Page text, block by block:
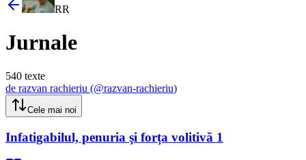
RR
Jurnale
540 texte
de razvan rachieriu (@razvan-rachieriu)
Cele mai noi
Infatigabilul, penuria şi forța volitivă 1